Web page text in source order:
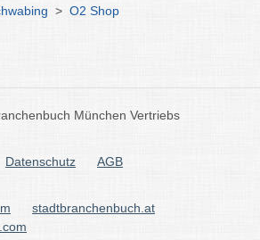
> O2 Shop
München Vertriebs
Datenschutz
AGB
stadtbranchenbuch.at